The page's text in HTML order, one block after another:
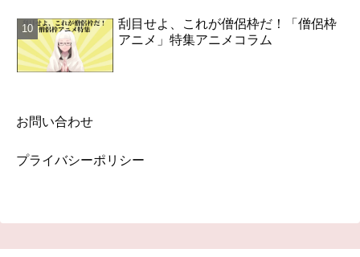
刮目せよ、これが僧侶枠だ！「僧侶枠
アニメ」特集アニメコラム
お問い合わせ
プライバシーポリシー